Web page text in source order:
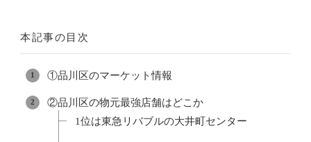
本記事の目次
①品川区のマーケット情報
②品川区の物元最強店舗はどこか
1位は東急リバブルの大井町センター